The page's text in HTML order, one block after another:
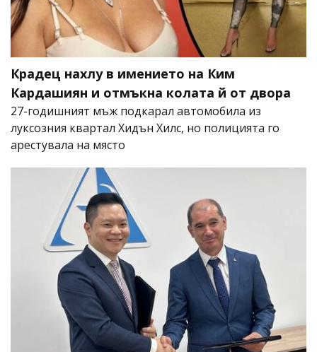
Крадец нахлу в имението на Ким
Кардашиян и отмъкна колата й от двора
27-годишният мъж подкарал автомобила из
луксозния квартал Хидън Хилс, но полицията го
арестувала на място